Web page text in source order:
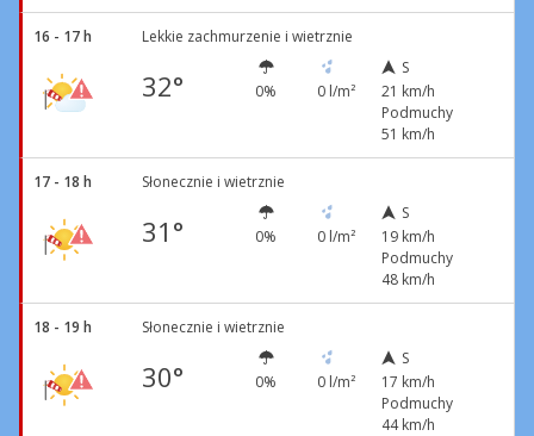
16 - 17 h Lekkie zachmurzenie i wietrznie
32° 0% 0 l/m²
S
21 km/h
Podmuchy
51 km/h
17 - 18 h Słonecznie i wietrznie
31° 0% 0 l/m²
S
19 km/h
Podmuchy
48 km/h
18 - 19 h Słonecznie i wietrznie
30° 0% 0 l/m²
S
17 km/h
Podmuchy
44 km/h